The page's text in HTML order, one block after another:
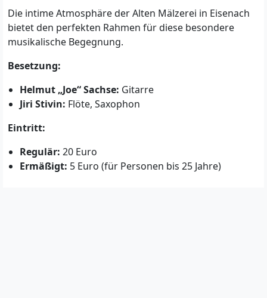
Die intime Atmosphäre der Alten Mälzerei in Eisenach
bietet den perfekten Rahmen für diese besondere
musikalische Begegnung.
Besetzung:
Helmut „Joe“ Sachse: Gitarre
Jiri Stivin: Flöte, Saxophon
Eintritt:
Regulär: 20 Euro
Ermäßigt: 5 Euro (für Personen bis 25 Jahre)